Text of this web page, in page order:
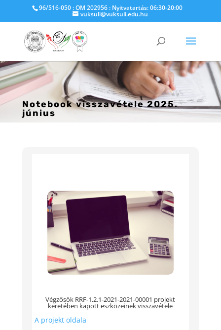
96/516-050 : OM 202956 : Nyitvatartás: 06:30-20:00
vuksuli@vuksuli.edu.hu
Notebook visszavétele 2025.
június
Végzősök RRF-1.2.1-2021-2021-00001 projekt
keretében kapott eszközeinek visszavétele
A projekt oldala